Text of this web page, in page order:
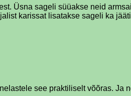
Üsna sageli süüakse neid
karissat lisatakse sageli ka
see praktiliselt võõras. Ja